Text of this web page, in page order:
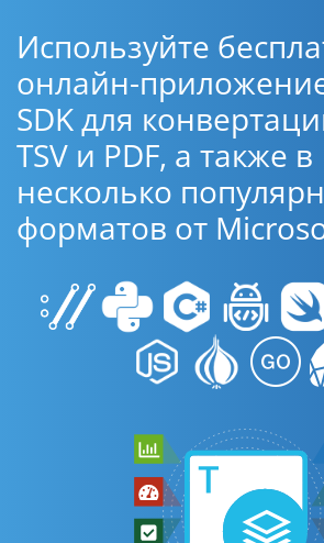
Используйте
онлайн-
SDK для
TSV и PDF, а также в
несколько
форматов от